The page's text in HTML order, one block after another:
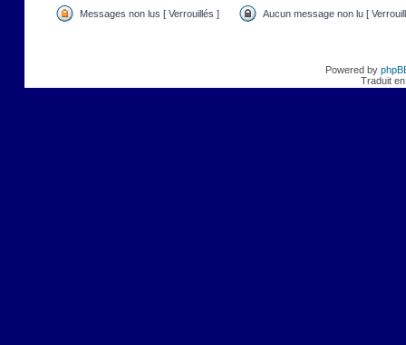
Messages non lus [ Verrouillés ] Aucun message non lu [
Powered by
Traduit